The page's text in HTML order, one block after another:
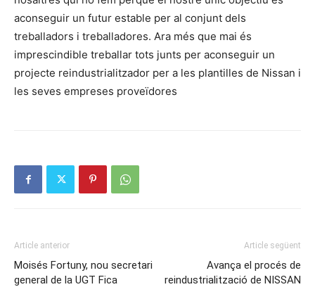
aconseguir un futur estable per al conjunt dels
treballadors i treballadores. Ara més que mai és
imprescindible treballar tots junts per aconseguir un
projecte reindustrialitzador per a les plantilles de Nissan i
les seves empreses proveïdores
Article anterior
Moisés Fortuny, nou secretari
general de la UGT Fica
Article següent
Avança el procés de
reindustrialització de NISSAN